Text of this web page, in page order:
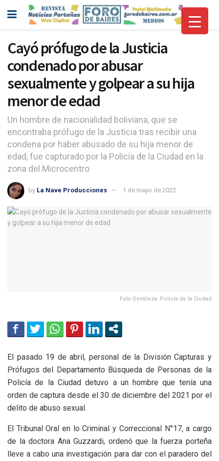
Cayó prófugo de la Justicia
condenado por abusar
sexualmente y golpear a su hija
menor de edad
Un hombre de nacionalidad boliviana, que se
encontraba prófugo de la Justicia tras recibir una
condena por haber abusado de su hija menor de
edad, fue capturado por la Policía de la Ciudad en la
zona del Microcentro
by La Nave Producciones 1 de mayo de 2022
Foto Gentileza: Policía de la Ciudad
El pasado 19 de abril, personal de la División Capturas y
Prófugos del Departamento Búsqueda de Personas de la
Policía de la Ciudad detuvo a un hombre que tenía una
orden de captura desde el 30 de diciembre del 2021 por el
delito de abuso sexual.
El Tribunal Oral en lo Criminal y Correccional N°17, a cargo
de la doctora Ana Guzzardi, ordenó que la fuerza porteña
lleve a cabo una investigación para dar con el paradero del